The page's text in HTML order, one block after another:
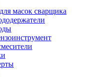
масок сварщика